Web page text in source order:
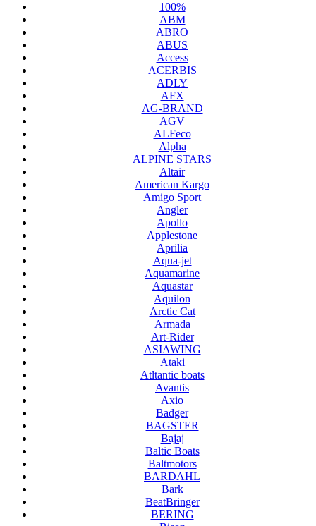
100%
ABM
ABRO
ABUS
Access
ACERBIS
ADLY
AFX
AG-BRAND
AGV
ALFeco
Alpha
ALPINE STARS
Altair
American Kargo
Amigo Sport
Angler
Apollo
Applestone
Aprilia
Aqua-jet
Aquamarine
Aquastar
Aquilon
Arctic Cat
Armada
Art-Rider
ASIAWING
Ataki
Atltantic boats
Avantis
Axio
Badger
BAGSTER
Bajaj
Baltic Boats
Baltmotors
BARDAHL
Bark
BeatBringer
BERING